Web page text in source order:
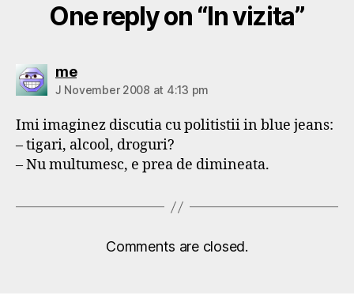
One reply on “In vizita”
mesays:
J November 2008 at 4:13 pm
Imi imaginez discutia cu politistii in blue jeans:
– tigari, alcool, droguri?
– Nu multumesc, e prea de dimineata.
Comments are closed.